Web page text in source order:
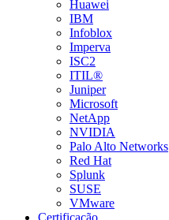
Huawei
IBM
Infoblox
Imperva
ISC2
ITIL®
Juniper
Microsoft
NetApp
NVIDIA
Palo Alto Networks
Red Hat
Splunk
SUSE
VMware
Certificação